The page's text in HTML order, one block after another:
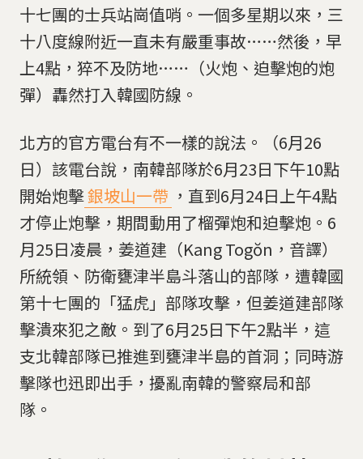
十七團的士兵站崗值哨。一個多星期以來，三
十八度線附近一直未有嚴重事故……然後，早
上4點，猝不及防地……（火炮、迫擊炮的炮
彈）轟然打入韓國防線。
北方的官方電台有不一樣的說法。（6月26
日）該電台說，南韓部隊於6月23日下午10點
開始炮擊銀坡山一帶 ，直到6月24日上午4點
才停止炮擊，期間動用了榴彈炮和迫擊炮。6
月25日凌晨，姜道建（Kang Togŏn，音譯）
所統領、防衛甕津半島斗落山的部隊，遭韓國
第十七團的「猛虎」部隊攻擊，但姜道建部隊
擊潰來犯之敵。到了6月25日下午2點半，這
支北韓部隊已推進到甕津半島的首洞；同時游
擊隊也迅即出手，擾亂南韓的警察局和部
隊。